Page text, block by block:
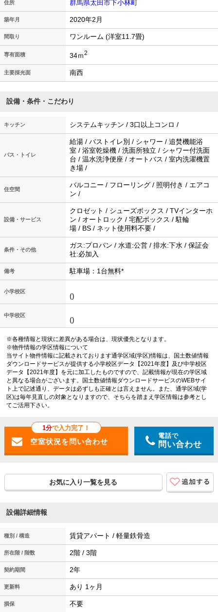
住所 群馬県太田市下小林町
築年月 2020年2月
間取り ワンルーム (洋室11.7畳)
専有面積 34ｍ2
主要採光面 南西
設備・条件・こだわり
キッチン システムキッチン / 3口以上コンロ /
バス・トイレ
給湯 / バストイレ別 / シャワー / 追焚機能浴
室 / 浴室乾燥機 / 洗面所独立 / シャワー付洗面
台 / 温水洗浄便座 / オートバス / 室内洗濯機置
き場 /
住空間
バルコニー / フローリング / 照明付き / エアコ
ン /
設備・サービス
クロゼット / シューズボックス / TVインターホ
ン / オートロック / 宅配ボックス / 駐輪
場 / BS / ネット使用料不要 /
条件・その他
ガス:プロパン / 水道:公営 / 排水:下水 / 保証会
社:必加入
備考 駐車場：1台無料*
小学校区
()
中学校区
()
※各種情報と現状に差異がある場合は、現状優先となります。
※物件情報の学区情報について
当サイト物件情報に記載されております通学区域(学区)情報は、国土数値情報
ダウンロードサービスが提供する小学校区データ【2021年度】及び中学校区
データ【2021年度】を元に加工したものですので、記載情報が現在の学区域
と異なる場合がございます。国土数値情報ダウンロードサービスのWEBサイ
ト上で記述通り、データは必ずしも正確とは言えません。また、通学区域(学
区)は毎年見直しの対象となりますので、そちらを踏まえ学区情報は参考とし
てご活用下さい。
1分で入力完了！
電話で
問い合わせ
お気に入り一覧を見る
設備詳細情報
種別 / 構造 賃貸アパート / 軽量鉄骨造
所在階 / 階数 2階 / 3階
契約期間 2年
更新料 あり 1ヶ月
損保 不要